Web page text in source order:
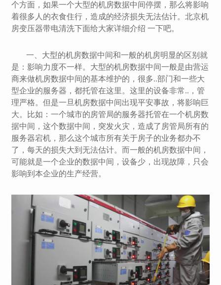
个方面，如果一个大型的机房数据中间停摆，那么将影响
着很多人的衣食住行，造成的经济损失无法估计。北京机
房变压器带电清洗下面给大家详细介绍 一下吧。
一、大型的机房数据中间和一般的机房明显的区别就
是：影响力度不一样。大型的机房数据中间一般是由营运
商来做机房数据中间的基本维护的，很多..部门和一些大
型企业的服务器，都托管在这里。这里的设备非常..，管
理严格。但是一旦机房数据中间出现平安事故，将影响巨
大。比如：一个城市的房管局的服务器托管在一个机房数
据中间，这个数据中间，突发火灾，造成了房管局所有的
服务器宕机，那么这个城市所有关于房子的业务都办不
了，每天的损失大到无法估计。而一般的机房数据中间，
可能就是一个企业的数据中间，设备少，出现故障，只会
影响到本企业的生产经营。